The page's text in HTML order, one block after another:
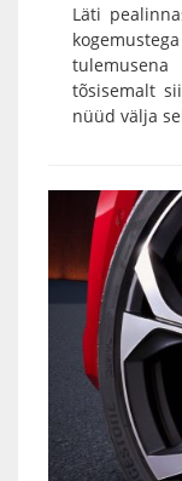
Läti
tõsisemalt
nüüd välja